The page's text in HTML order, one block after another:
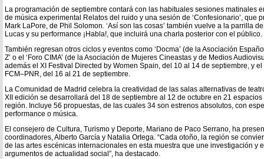
La programación de septiembre contará con las habituales sesiones matinales
de música experimental Relatos del ruido y una sesión de ‘Confesionario’, que
Mark LaPore, de Phil Solomon. ‘Así son las cosas’ también vuelve a la parrilla
Lucas y su performance ¡Habla!, que incluirá una charla posterior con el público.
También regresan otros ciclos y eventos como ‘Docma’ (de la Asociación
Z’ o el ‘Foro CIMA’ (de la Asociación de Mujeres Cineastas y de Medios
además el XI Festival Directed by Women Spain, del 10 al 14 de septiembre, y
FCM–PNR, del 16 al 21 de septiembre.
La Comunidad de Madrid celebra la creatividad de las salas alternativas de
XII edición se desarrollará del 18 de septiembre al 12 de octubre en 21
región. Incluye 56 propuestas, de las cuales 34 son estrenos absolutos, con
performance o música.
El consejero de Cultura, Turismo y Deporte, Mariano de Paco Serrano, ha
coordinadores, Alberto García y Natalia Ortega. “Cada otoño, la región se
de las artes escénicas internacionales en esta muestra que une investigación y
argumentos de actualidad social”, ha destacado.